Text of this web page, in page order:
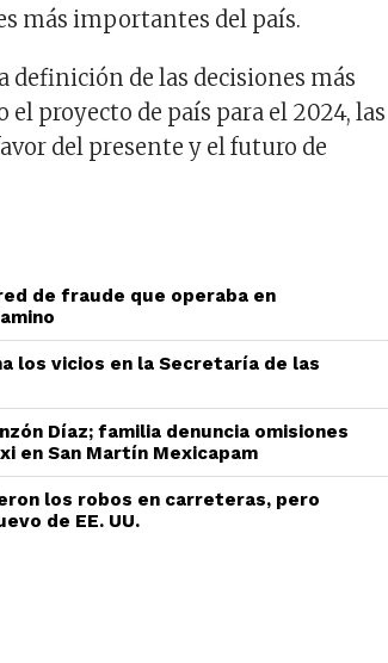
más importantes del país.
definición de las decisiones más
proyecto de país para el 2024, las
del presente y el futuro de
de fraude que operaba en
los vicios en la Secretaría de las
Díaz; familia denuncia omisiones
San Martín Mexicapam
los robos en carreteras, pero
de EE. UU.